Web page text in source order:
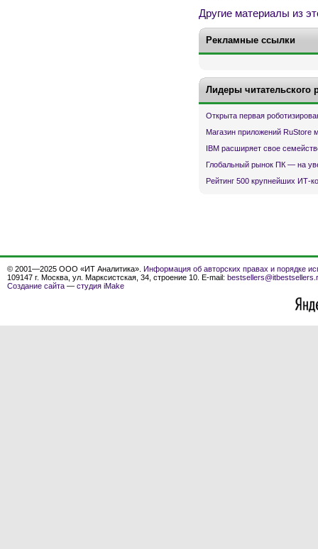
Другие материалы из
Рекламные ссылки
Лидеры читательского
Открыта первая
Магазин приложений RuStore
IBM расширяет свое
Глобальный рынок ПК — на
Рейтинг 500 крупнейших ИТ-
© 2001—2025 ООО «ИТ Аналитика». Информация об авторских правах и порядке
109147 г. Москва, ул. Марксистская, 34, строение 10. E-mail:
Создание сайта — студия iMake